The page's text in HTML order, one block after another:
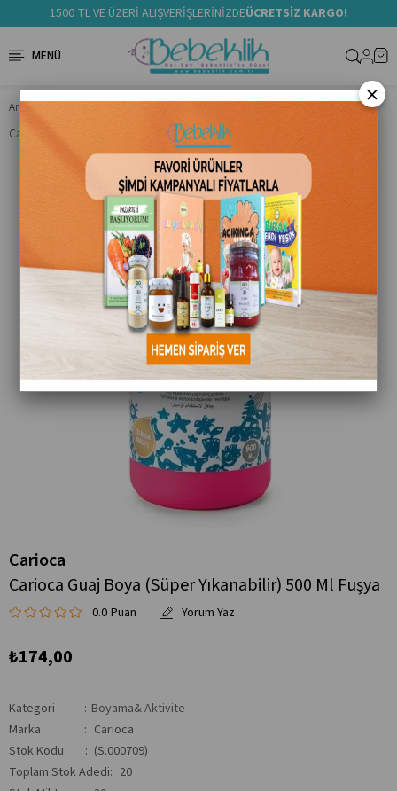
1500 TL VE ÜZERİ ALIŞVERİŞLERİNİZDEÜCRETSİZ KARGO!
Anasayfa
Boyama& Aktivite
Carioca Guaj Boya (Süper Yıkanabilir) 500 Ml Fuşya
Carioca
Carioca Guaj Boya (Süper Yıkanabilir) 500 Ml Fuşya
0.0
₺174,00
Kategori : Boyama& Aktivite
Marka
: Carioca
Stok Kodu
(S.000709)
Toplam Stok Adedi: 20
×